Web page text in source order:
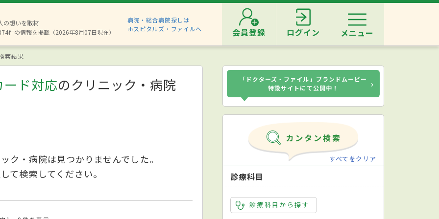
の想いを取材
件の情報を掲載（2026年8月07日現在）
病院・総合病院探しは
ホスピタルズ・ファイルへ
会員登録 ログイン メニュー
索結果
ド対応のクリニック・病院
ク・病院は見つかりませんでした。
て検索してください。
「ドクターズ・ファイル」ブランドムービー
特設サイトにて公開中！
›
すべてをクリア
診療科目
診療科目から探す